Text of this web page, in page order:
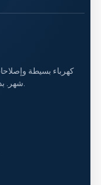
شهر. بداية مثالية لمالك المستقبل.